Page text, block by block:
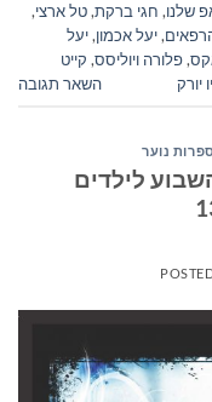
שלנו, חגי ברקת,טל ארצי,
,יעל אכמון,יעל
,פלורה ויוליסס, קייט
יורק השאר תגובה
ספרות נוער
לילדים